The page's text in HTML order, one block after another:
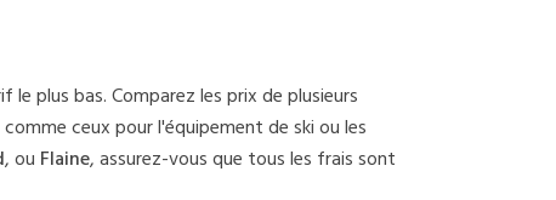
plus bas. Comparez les prix de plusieurs
ceux pour l'équipement de ski ou les
, ou Flaine, assurez-vous que tous les frais sont